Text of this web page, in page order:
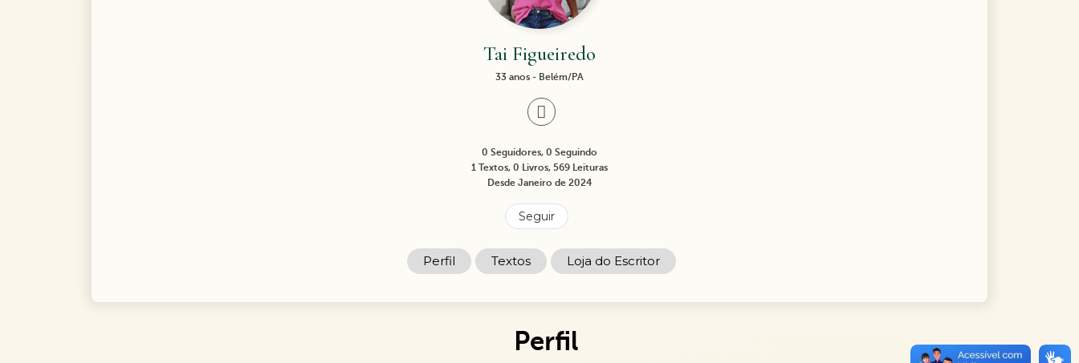
Tai Figueiredo
33 anos - Belém/PA
0 Seguidores, 0 Seguindo
1 Textos, 0 Livros, 569 Leituras
Desde Janeiro de 2024
Seguir
Perfil Textos Loja do Escritor
Perfil